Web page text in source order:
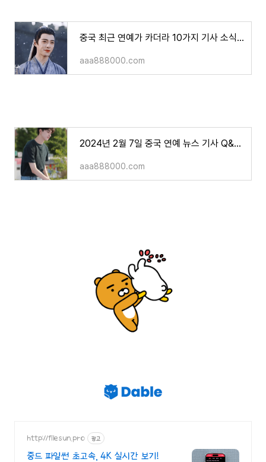
중국 최근 연예가 카더라 10가지 기사 소식..!!
aaa888000.com
2024년 2월 7일 중국 연예 뉴스 기사 Q&A (장징의, 판청청, 임일, 오뢰등..!!)
aaa888000.com
http://filesun.pro 광고
중드 파일썬 초고속, 4K 실시간 보기!